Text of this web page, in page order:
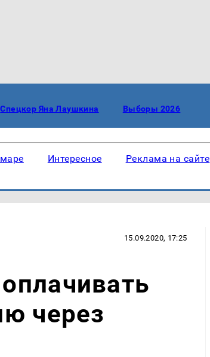
Спецкор Яна Лаушкина Выборы 2026
Интересное Реклама на сайте
15.09.2020, 17:25
через